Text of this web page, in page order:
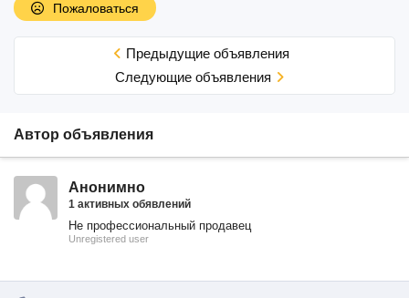
Пожаловаться
Предыдущие объявления
Cледующие объявления
Автор объявления
Анонимно
1 активных обявлений
Не профессиональный продавец
Unregistered user